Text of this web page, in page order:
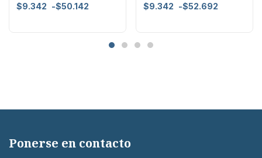
$9.342 -$50.142 $9.342 -$52.692
Ponerse en contacto